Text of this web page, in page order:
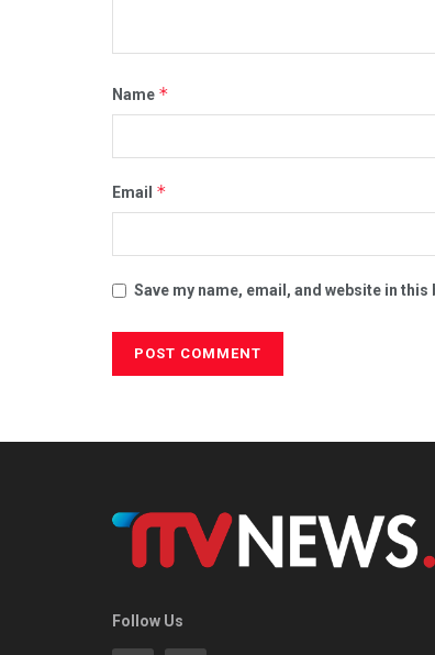
Name *
Email *
Save my name, email, and website in
Follow Us